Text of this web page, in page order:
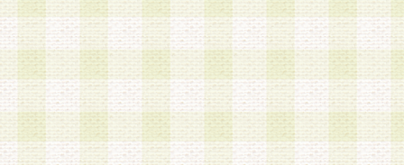
した 場合、会員登録希望者による会員登録手続
による承認後の場合であっても、会員登録の取り
の抹消を、当社が適切と判 断する方法・手段に
とができるものとします。
3.会員登録希望者が18歳未満、成年被後見人、被
人 である場合は、親権者などの法定代理人の同